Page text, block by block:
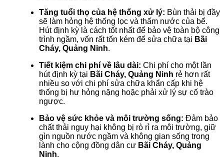
Tăng tuổi thọ của hệ thống xử lý: Bùn thải bị đầy
sẽ làm hỏng hệ thống lọc và thấm nước của bể.
Hút định kỳ là cách tốt nhất để bảo vệ toàn bộ công
trình ngầm, vốn rất tốn kém để sửa chữa tại Bãi
Cháy, Quảng Ninh.
Tiết kiệm chi phí về lâu dài: Chi phí cho một lần
hút định kỳ tại Bãi Cháy, Quảng Ninh rẻ hơn rất
nhiều so với chi phí sửa chữa khẩn cấp khi hệ
thống bị hư hỏng nặng hoặc phải xử lý sự cố trào
ngược.
Bảo vệ sức khỏe và môi trường sống: Đảm bảo
chất thải nguy hại không bị rò rỉ ra môi trường, giữ
gìn nguồn nước ngầm và không gian sống trong
lành cho cộng đồng dân cư Bãi Cháy, Quảng
Ninh.